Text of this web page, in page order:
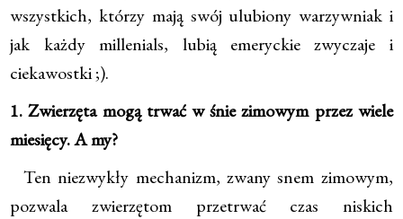
wszystkich, którzy mają swój ulubiony warzywniak i
jak każdy millenials, lubią emeryckie zwyczaje i
ciekawostki ;).
1. Zwierzęta mogą trwać w śnie zimowym przez wiele
miesięcy. A my?
Ten niezwykły mechanizm, zwany snem zimowym,
pozwala zwierzętom przetrwać czas niskich